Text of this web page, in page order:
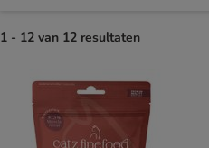
1 - 12 van 12 resultaten